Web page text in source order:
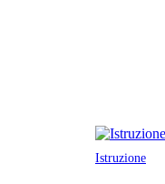
Istruzione